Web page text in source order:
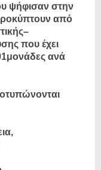
ψήφισαν στην
από
που έχει
ανά